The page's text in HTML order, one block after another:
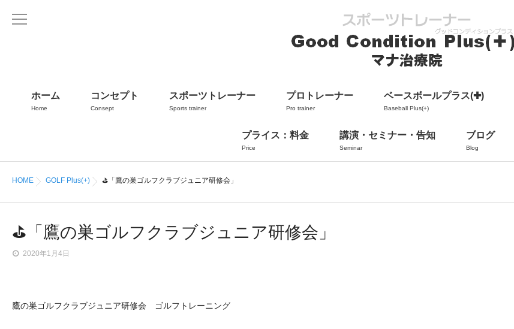
ホーム
Home
コンセプト
Consept
スポーツトレーナー
Sports trainer
プロトレーナー
Pro trainer
ベースボールプラス(✚)
Baseball Plus(+)
プライス：料金
Price
講演・セミナー・告知
Seminar
ブログ
Blog
HOME GOLF Plus(+) ⛳「鷹の巣ゴルフクラブジュニア研修会」
⛳「鷹の巣ゴルフクラブジュニア研修会」
2020年1月4日
鷹の巣ゴルフクラブジュニア研修会 ゴルフトレーニング